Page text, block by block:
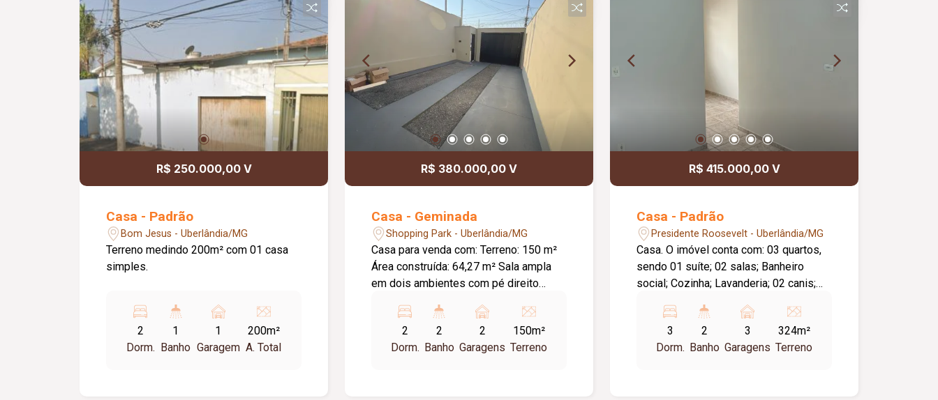
R$ 250.000,00 V
Casa - Padrão
Bom Jesus - Uberlândia/MG
Terreno medindo 200m² com 01 casa
simples.
2
Dorm.
1
Banho
1
Garagem
200m²
A. Total
R$ 380.000,00 V
Casa - Geminada
Shopping Park - Uberlândia/MG
Casa para venda com: Terreno: 150 m²
Área construída: 64,27 m² Sala ampla
em dois ambientes com pé direito
Porcelanato polido; Esquadrias pretas,
em alumínio e vidro; Vaga de garagem
para 2 carros; Quintal aos fundos; 2
2
Dorm.
2
Banho
2
Garagens
150m²
Terreno
R$ 415.000,00 V
Casa - Padrão
Presidente Roosevelt - Uberlândia/MG
Casa. O imóvel conta com: 03 quartos,
sendo 01 suíte; 02 salas; Banheiro
social; Cozinha; Lavanderia; 02 canis;
amplo com excelente potencial de
aproveitamento; Localização
privilegiada, próxima a supermercado,
3
Dorm.
2
Banho
3
Garagens
324m²
Terreno